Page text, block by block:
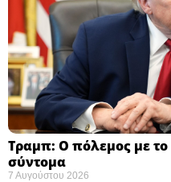
Τραμπ: Ο πόλεμος με το
σύντομα ​
7 Αυγούστου 2026